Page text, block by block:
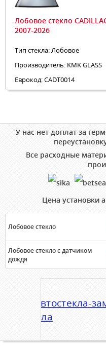
Лобовое стекло
2007-2026
Тип стекла: Лобовое
Производитель: KMK GLASS
Еврокод: CADT0014
У нас нет доплат за
Все расходные
Цена установки
Лобовое стекло
Лобовое стекло с датчиком
дождя